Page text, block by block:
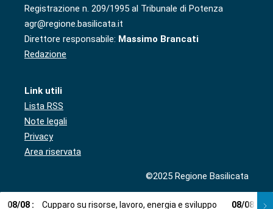
Registrazione n. 209/1995 al Tribunale di Potenza
agr@regione.basilicata.it
Direttore responsabile: Massimo Brancati
Redazione
Link utili
Lista RSS
Note legali
Privacy
Area riservata
©2025 Regione Basilicata
08/08 : Cupparo su risorse, lavoro, energia e sviluppo 08/08